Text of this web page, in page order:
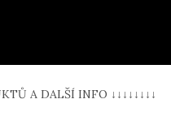
A DALŠÍ INFO ↓↓↓↓↓↓↓↓